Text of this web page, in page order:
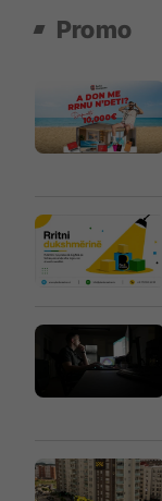
Promo